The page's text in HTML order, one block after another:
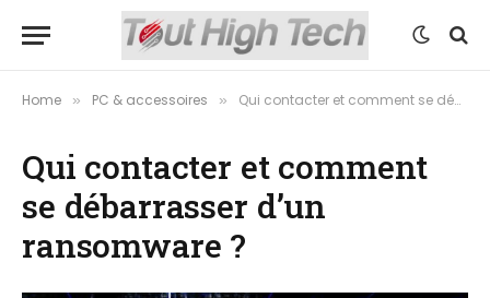
Home » PC & accessoires » Qui contacter et comment se débarrasser d’un ransomware ?
Qui contacter et comment
se débarrasser d’un
ransomware ?